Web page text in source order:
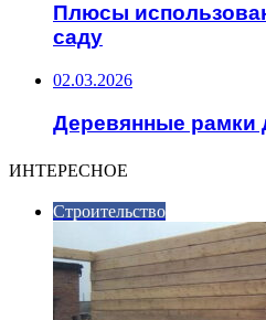
Плюсы
саду
02.03.2026
Деревянные рамки
ИНТЕРЕСНОЕ
Строительство